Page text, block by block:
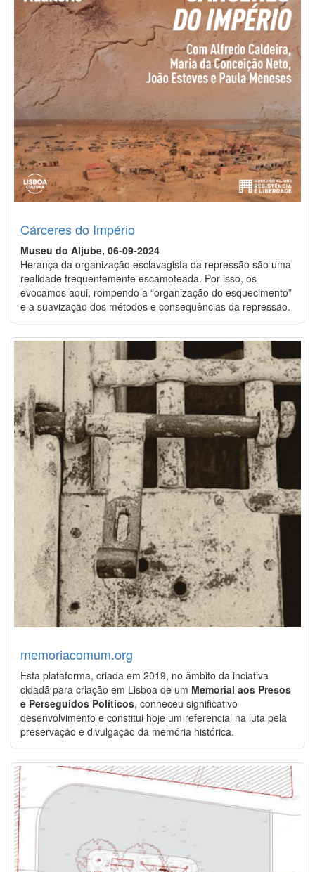
Cárceres do Império
Museu do Aljube, 06-09-2024
Herança da organização esclavagista da repressão são uma
realidade frequentemente escamoteada. Por isso, os
evocamos aqui, rompendo a “organização do esquecimento”
e a suavização dos métodos e consequências da repressão.
memoriacomum.org
Esta plataforma, criada em 2019, no âmbito da inciativa
cidadã para criação em Lisboa de um Memorial aos Presos
e Perseguidos Políticos, conheceu significativo
desenvolvimento e constitui hoje um referencial na luta pela
preservação e divulgação da memória histórica.
Image